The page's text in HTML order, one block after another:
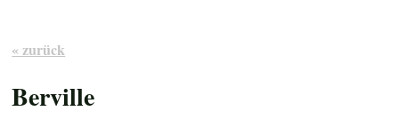
« zurück
Berville